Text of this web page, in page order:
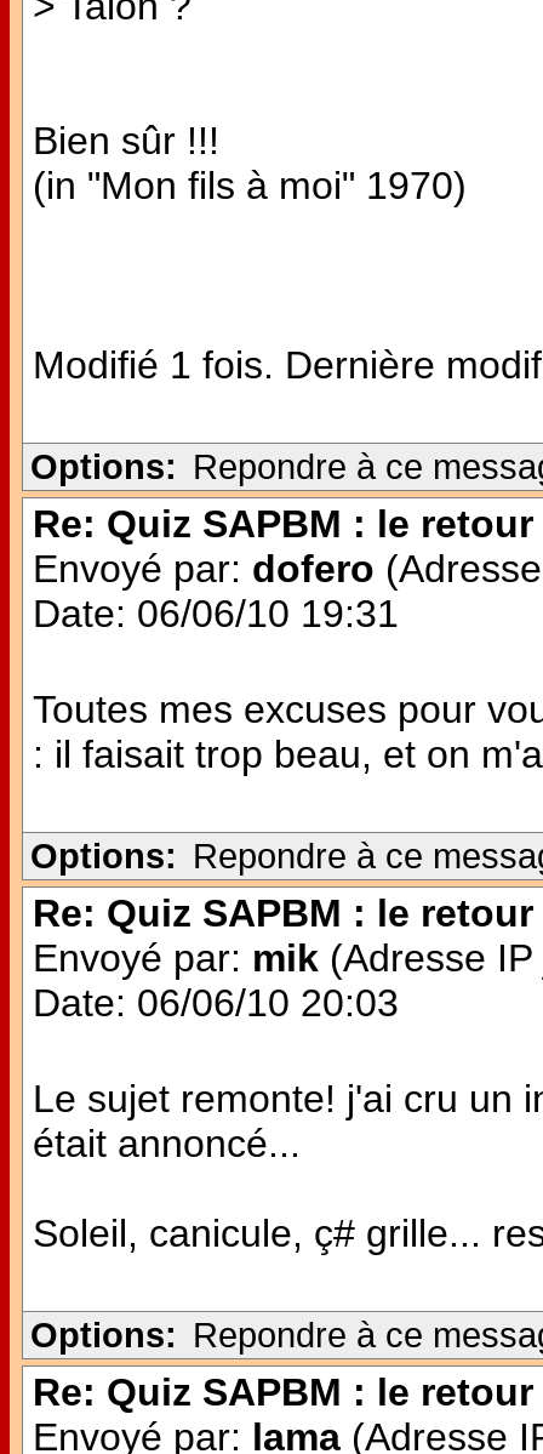
Bien sûr !!!
(in "Mon fils à moi" 1970)
Modifié 1 fois. Dernière
Options: Repondre à ce
Re: Quiz SAPBM : le retour
Envoyé par: dofero
Date: 06/06/10 19:31
Toutes mes excuses pour
: il faisait trop beau, et on
Options: Repondre à ce
Re: Quiz SAPBM : le retour
Envoyé par: mik (Adresse
Date: 06/06/10 20:03
Le sujet remonte! j'ai cru un
était annoncé...
Soleil, canicule, ç# grille...
Options: Repondre à ce
Re: Quiz SAPBM : le retour
Envoyé par: lama (Adresse